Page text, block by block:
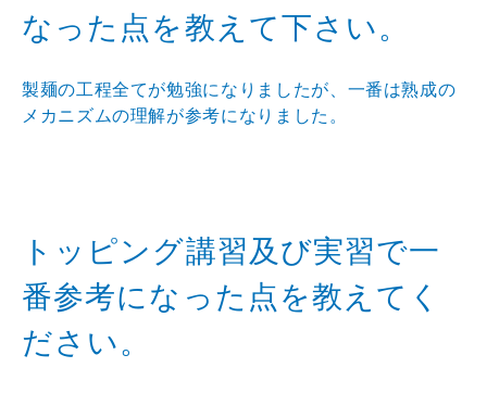
なった点を教えて下さい。
製麺の工程全てが勉強になりましたが、一番は熟成の
メカニズムの理解が参考になりました。
トッピング講習及び実習で一
番参考になった点を教えてく
ださい。